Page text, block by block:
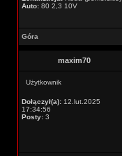
Auto: 80 2,3 10V
Góra
maxim70
Użytkownik
Dołączył(a): 12.lut.2025
17:34:56
Posty: 3